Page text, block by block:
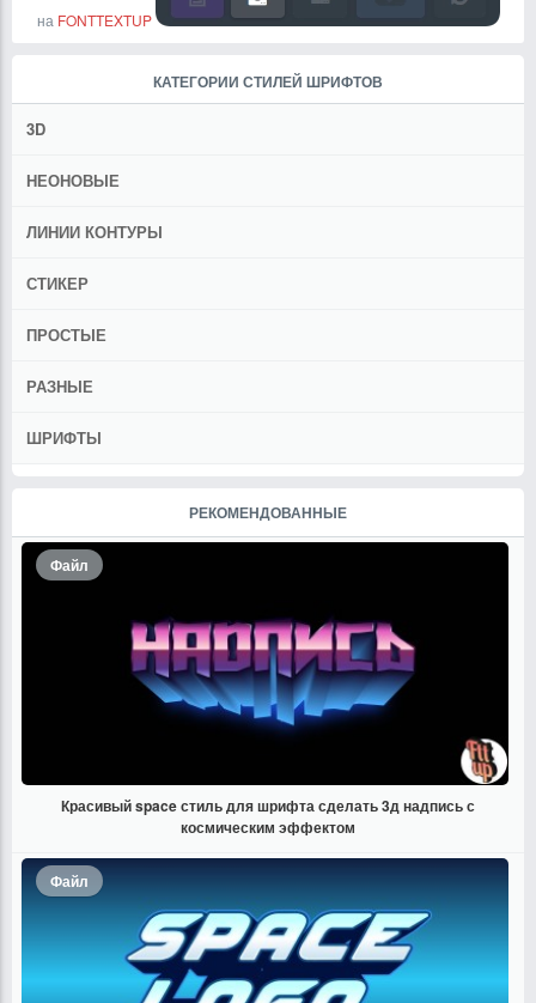
на FONTTEXTUP
КАТЕГОРИИ СТИЛЕЙ ШРИФТОВ
3D
НЕОНОВЫЕ
ЛИНИИ КОНТУРЫ
СТИКЕР
ПРОСТЫЕ
РАЗНЫЕ
ШРИФТЫ
РЕКОМЕНДОВАННЫЕ
Файл
Красивый space стиль для шрифта сделать 3д надпись с
космическим эффектом
Файл